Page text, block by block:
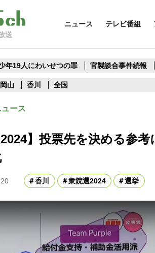
送
ニュース テレビ番組
年19人にわいせつの罪 官製談合事件続報
岡山 香川 全国
ュース
2024】投票先を決める参
香川 衆院選2024 選挙